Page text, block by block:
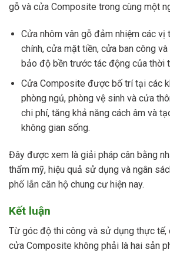
gỗ và cửa Composite trong cùng một
Cửa nhôm vân gỗ đảm nhiệm các
chính, cửa mặt tiền, cửa ban công
bảo độ bền trước tác động của thời
Cửa Composite được bố trí tại các
phòng ngủ, phòng vệ sinh và cửa
chi phí, tăng khả năng cách âm và
không gian sống.
Đây được xem là giải pháp cân bằng
thẩm mỹ, hiệu quả sử dụng và ngân
phố lẫn căn hộ chung cư hiện nay.
Kết luận
Từ góc độ thi công và sử dụng thực tế,
cửa Composite không phải là hai sản